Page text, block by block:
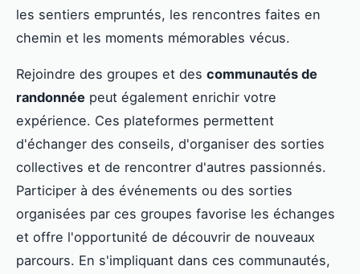
les sentiers empruntés, les rencontres faites en
chemin et les moments mémorables vécus.
Rejoindre des groupes et des communautés de
randonnée peut également enrichir votre
expérience. Ces plateformes permettent
d'échanger des conseils, d'organiser des sorties
collectives et de rencontrer d'autres passionnés.
Participer à des événements ou des sorties
organisées par ces groupes favorise les échanges
et offre l'opportunité de découvrir de nouveaux
parcours. En s'impliquant dans ces communautés,